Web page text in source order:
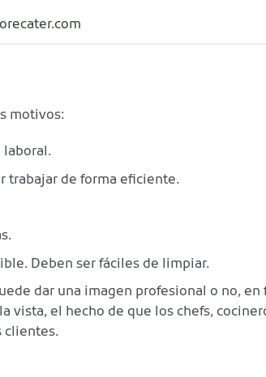
motivos:
laboral.
trabajar de forma eficiente.
Deben ser fáciles de limpiar.
dar una imagen profesional o no, en
el hecho de que los chefs,
clientes.